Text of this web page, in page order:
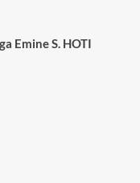
Emine S. HOTI